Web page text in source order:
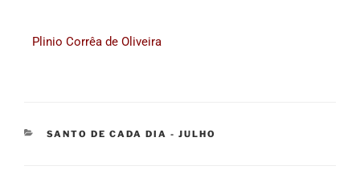
Plinio Corrêa de Oliveira
SANTO DE CADA DIA - JULHO